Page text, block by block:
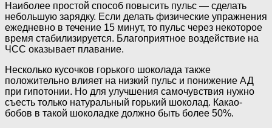
Наиболее простой способ повысить пульс — сделать
небольшую зарядку. Если делать физические упражнения
ежедневно в течение 15 минут, то пульс через некоторое
время стабилизируется. Благоприятное воздействие на
ЧСС оказывает плавание.
Несколько кусочков горького шоколада также
положительно влияет на низкий пульс и понижение АД
при гипотонии. Но для улучшения самочувствия нужно
съесть только натуральный горький шоколад. Какао-
бобов в такой шоколадке должно быть более 50%.